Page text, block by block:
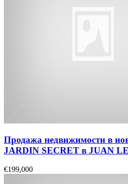
Продажа недвижимости в
JARDIN SECRET в JUAN
€199,000